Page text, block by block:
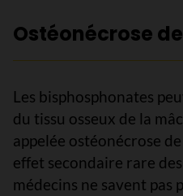
Ostéonécrose
Les bisphosphonates
du tissu osseux de la
appelée ostéonécrose
effet secondaire rare
médecins ne savent